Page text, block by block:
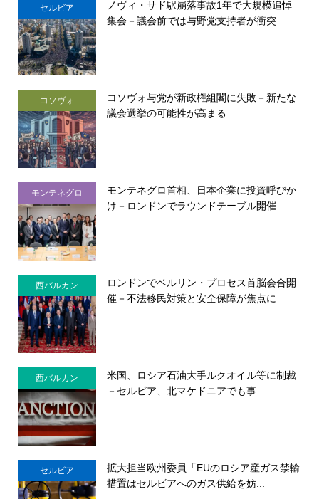
セルビア
ノヴィ・サド駅崩落事故1年で大規模追悼
集会－議会前では与野党支持者が衝突
コソヴォ
コソヴォ与党が新政権組閣に失敗－新たな
議会選挙の可能性が高まる
モンテネグロ
モンテネグロ首相、日本企業に投資呼びか
け－ロンドンでラウンドテーブル開催
西バルカン
ロンドンでベルリン・プロセス首脳会合開
催－不法移民対策と安全保障が焦点に
西バルカン
米国、ロシア石油大手ルクオイル等に制裁
－セルビア、北マケドニアでも事...
セルビア
拡大担当欧州委員「EUのロシア産ガス禁輸
措置はセルビアへのガス供給を妨...